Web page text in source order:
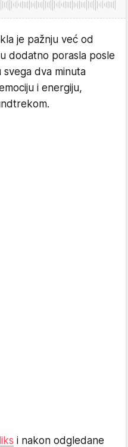
je pažnju već od
dodatno porasla posle
dva minuta
i energiju,
i nakon odgledane